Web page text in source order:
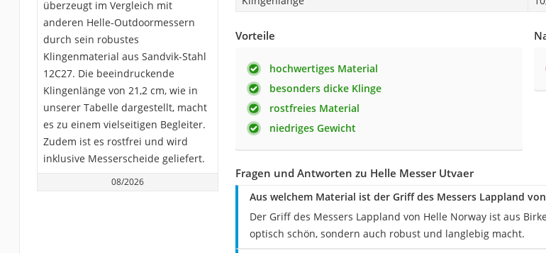
überzeugt im Vergleich mit
anderen Helle-Outdoormessern
durch sein robustes
Klingenmaterial aus Sandvik-Stahl
12C27. Die beeindruckende
Klingenlänge von 21,2 cm, wie in
unserer Tabelle dargestellt, macht
es zu einem vielseitigen Begleiter.
Zudem ist es rostfrei und wird
inklusive Messerscheide geliefert.
08/2026
Vorteile
hochwertiges Material
besonders dicke Klinge
rostfreies Material
niedriges Gewicht
Fragen und Antworten zu Helle Messer Utvaer
Aus welchem Material ist der Griff des Messers Lappland
Der Griff des Messers Lappland von Helle Norway ist aus
optisch schön, sondern auch robust und langlebig macht.